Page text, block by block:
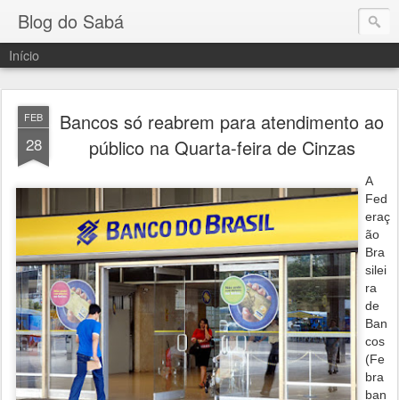
Blog do Sabá
Início
FEB
28
Bancos só reabrem para atendimento ao
público na Quarta-feira de Cinzas
A
Fed
eraç
ão
Bra
silei
ra
de
Ban
cos
(Fe
bra
ban